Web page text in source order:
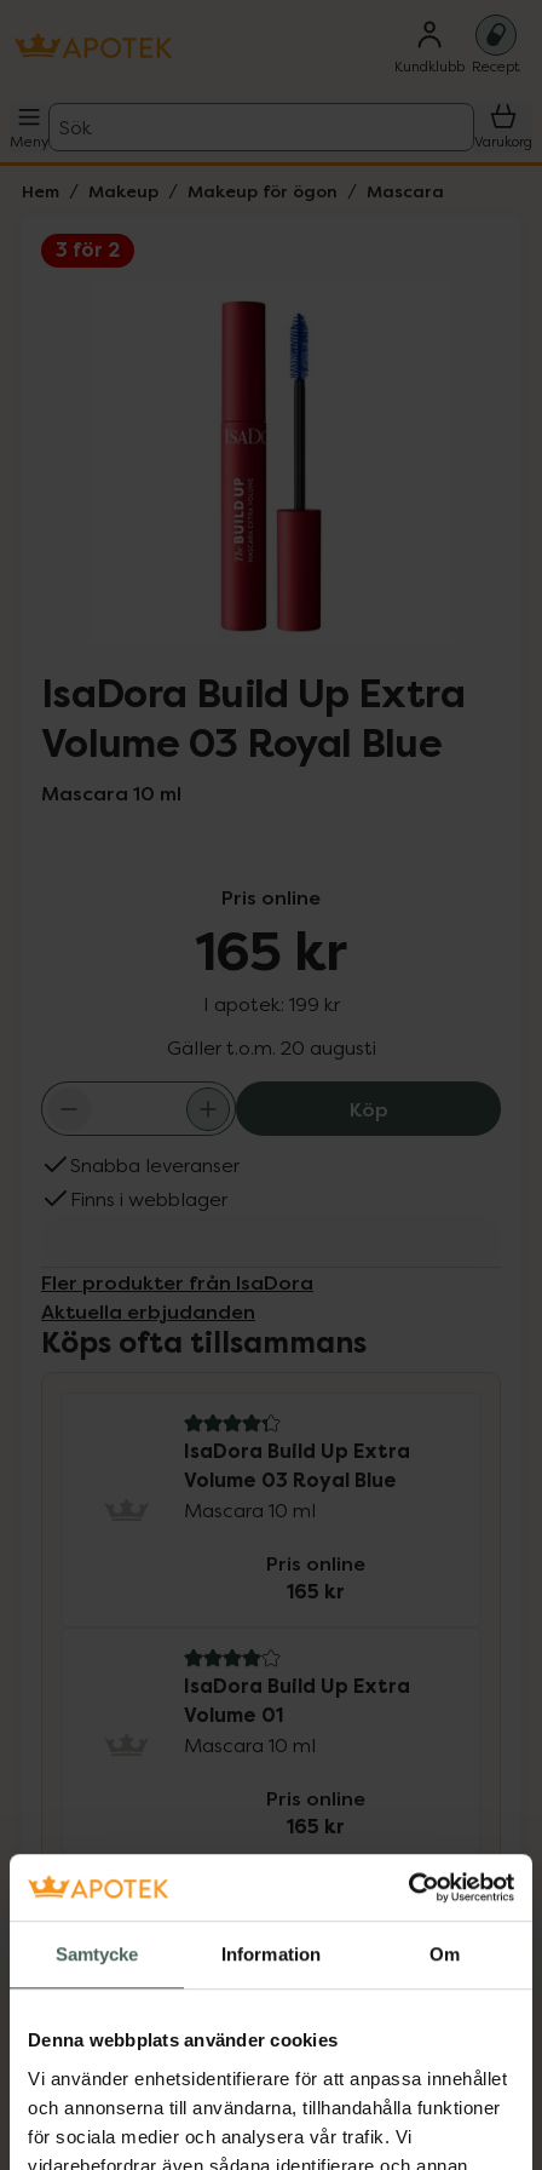
Samtycke Information Om
Denna webbplats använder cookies
Vi använder enhetsidentifierare för att anpassa innehållet
och annonserna till användarna, tillhandahålla funktioner
för sociala medier och analysera vår trafik. Vi
vidarebefordrar även sådana identifierare och annan
Kundklubb Recept
Meny
Sök
Varukorg
Hem Makeup Makeup för ögon Mascara
3 för 2
Lista: . Innehåller 4 objekt.
IsaDora Build Up Extra
Volume 03 Royal Blue
Mascara 10 ml
Pris online
165 kr
I apotek: 199 kr
Gäller t.o.m. 20 augusti
KöpIsaDora Build
Snabba leveranser
Finns i webblager
Fler produkter från IsaDora
Aktuella erbjudanden
Köps ofta tillsammans
4.3 av 5 i omdöme
IsaDora Build Up Extra
Volume 03 Royal Blue
Mascara 10 ml
Pris online
165 kr
4 av 5 i omdöme
IsaDora Build Up Extra
Volume 01
Mascara 10 ml
Pris online
165 kr
Köp båda för
Köp båda
IsaDora Build-Up Mascara Extra Volume
Super är en byggbar volymmascara som sitter
extra länge. Build-Up Extra Volume Super